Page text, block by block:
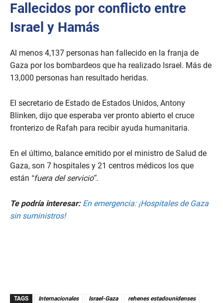
Fallecidos por conflicto entre
Israel y Hamás
Al menos 4,137 personas han fallecido en la franja de
Gaza por los bombardeos que ha realizado Israel. Más de
13,000 personas han resultado heridas.
El secretario de Estado de Estados Unidos, Antony
Blinken, dijo que esperaba ver pronto abierto el cruce
fronterizo de Rafah para recibir ayuda humanitaria.
En el último, balance emitido por el ministro de Salud de
Gaza, son 7 hospitales y 21 centros médicos los que
están “fuera del servicio”.
Te podría interesar: En emergencia: ¡Hospitales de Gaza
sin suministros!
TAGS Internacionales Israel-Gaza
rehenes estadounidenses